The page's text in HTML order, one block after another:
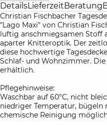
DetailsLieferzeitBeratung
Christian Fischbacher
"Lago Maxi" von Christian
luftig anschmiegsamen Stoff
aparter Knitteroptik. Der
diese hochwertige
Schlaf- und Wohnzimmer.
erhältlich.
Pflegehinweise:
Waschbar auf 60°C, nicht
niedriger Temperatur,
chemische Reinigung